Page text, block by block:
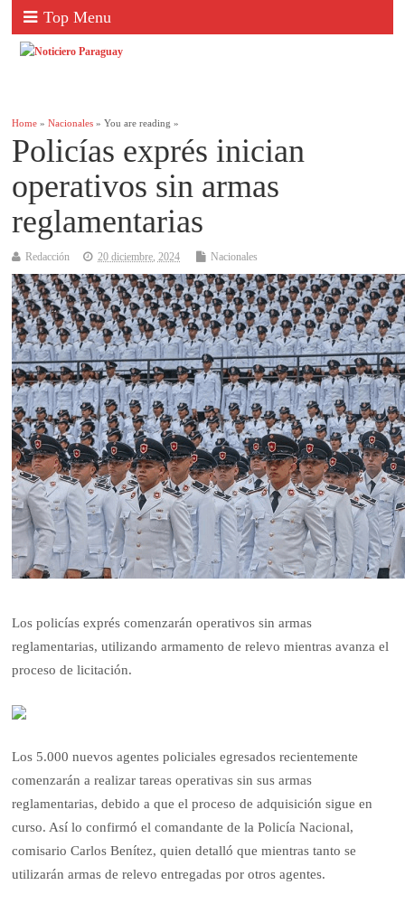
Top Menu
Home »Nacionales » You are reading »
Policías exprés inician
operativos sin armas
reglamentarias
Redacción 20 diciembre, 2024 Nacionales
Los policías exprés comenzarán operativos sin armas
reglamentarias, utilizando armamento de relevo mientras avanza el
proceso de licitación.
Los 5.000 nuevos agentes policiales egresados recientemente
comenzarán a realizar tareas operativas sin sus armas
reglamentarias, debido a que el proceso de adquisición sigue en
curso. Así lo confirmó el comandante de la Policía Nacional,
comisario Carlos Benítez, quien detalló que mientras tanto se
utilizarán armas de relevo entregadas por otros agentes.